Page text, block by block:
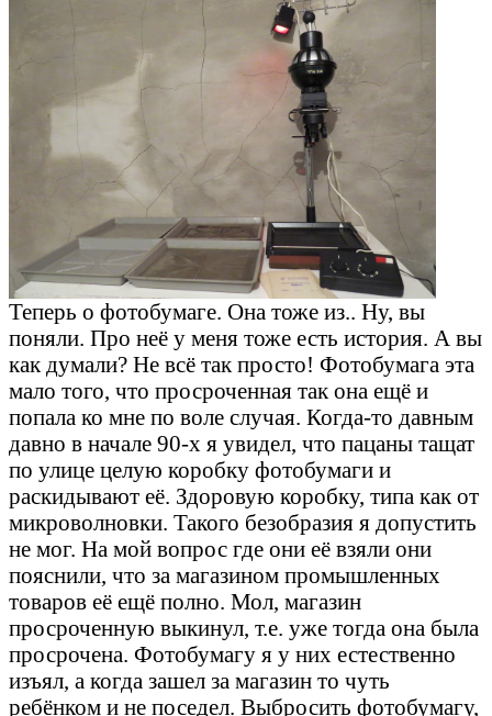
Теперь о фотобумаге. Она тоже из.. Ну, вы
поняли. Про неё у меня тоже есть история. А вы
как думали? Не всё так просто! Фотобумага эта
мало того, что просроченная так она ещё и
попала ко мне по воле случая. Когда-то давным
давно в начале 90-х я увидел, что пацаны тащат
по улице целую коробку фотобумаги и
раскидывают её. Здоровую коробку, типа как от
микроволновки. Такого безобразия я допустить
не мог. На мой вопрос где они её взяли они
пояснили, что за магазином промышленных
товаров её ещё полно. Мол, магазин
просроченную выкинул, т.е. уже тогда она была
просрочена. Фотобумагу я у них естественно
изъял, а когда зашел за магазин то чуть
ребёнком и не поседел. Выбросить фотобумагу,